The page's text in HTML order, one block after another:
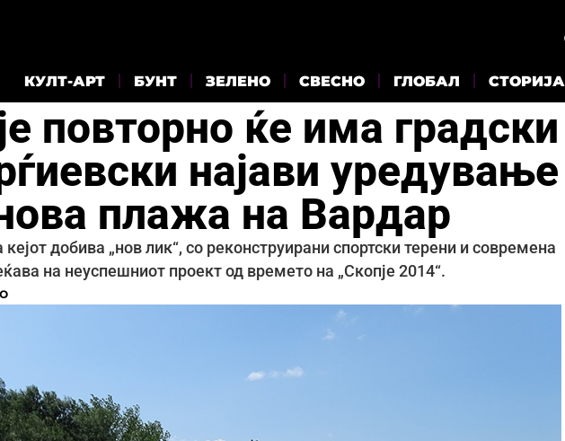
КУЛТ-АРТ БУНТ ЗЕЛЕНО СВЕСНО ГЛОБАЛ СТОРИЈА
повторно ќе има градски
најави уредување
плажа на Вардар
добива „нов лик“, со реконструирани спортски терени и современа
на неуспешниот проект од времето на „Скопје 2014“.